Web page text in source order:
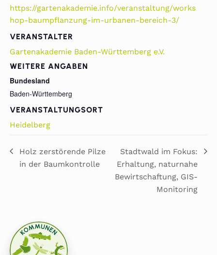
https://gartenakademie.info/veranstaltung/works
hop-baumpflanzung-im-urbanen-bereich-3/
VERANSTALTUNGSORT
Heidelberg
VERANSTALTER
Gartenakademie Baden-Württemberg e.V.
WEITERE ANGABEN
Bundesland
Baden-Württemberg
Holz zerstörende Pilze
in der Baumkontrolle
Stadtwald im Fokus:
Erhaltung, naturnahe
Bewirtschaftung, GIS-
Monitoring